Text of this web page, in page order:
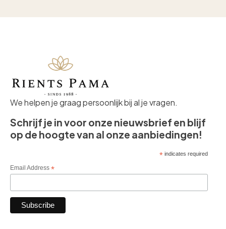
We helpen je graag persoonlijk bij al je vragen.
Schrijf je in voor onze nieuwsbrief en blijf
op de hoogte van al onze aanbiedingen!
*indicates required
Email Address *